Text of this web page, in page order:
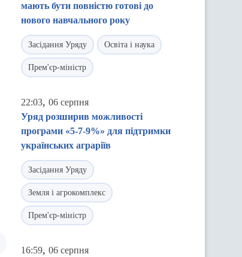
мають бути повністю готові до
нового навчального року
Засідання Уряду Освіта і наука
Прем'єр-міністр
22:03, 06 серпня
Уряд розширив можливості
програми «5-7-9%» для підтримки
українських аграріїв
Засідання Уряду
Земля і агрокомплекс
Прем'єр-міністр
16:59, 06 серпня